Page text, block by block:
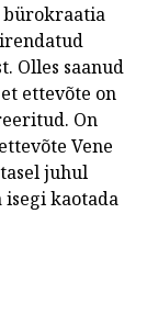
bürokraatia
Olles saanud
ettevõte on
On
Vene
juhul
isegi kaotada